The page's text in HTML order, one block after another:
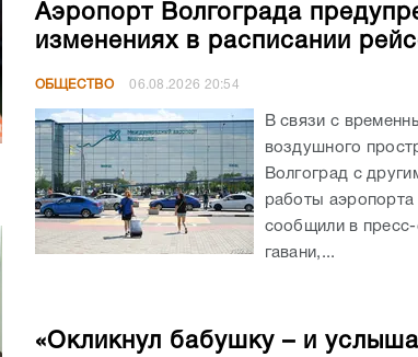
Аэропорт Волгограда
изменениях в расписании
ОБЩЕСТВО 06.08.2026 20:54
В связи с
воздушного
Волгоград с
работы
сообщили в
гавани,...
«Окликнул бабушку – и